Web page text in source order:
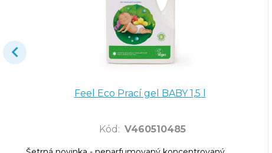
Feel Eco Prací gel BABY 1,5 l
Kód : V460510485